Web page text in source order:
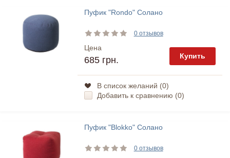
Пуфик "Rondo" Солано
0 отзывов
Цена
685 грн. Купить
В список желаний (0)
Добавить к сравнению (0)
Пуфик "Blokko" Солано
0 отзывов